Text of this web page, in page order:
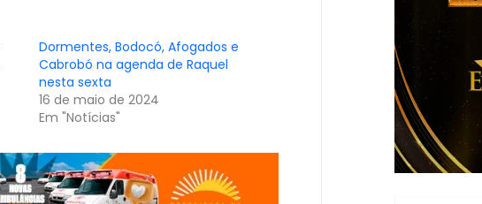
Dormentes, Bodocó, Afogados e
Cabrobó na agenda de Raquel
nesta sexta
16 de maio de 2024
Em "Notícias"